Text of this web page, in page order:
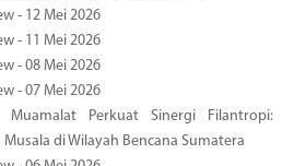
- 12 Mei 2026
- 11 Mei 2026
- 08 Mei 2026
- 07 Mei 2026
Muamalat Perkuat Sinergi Filantropi:
di Wilayah Bencana Sumatera